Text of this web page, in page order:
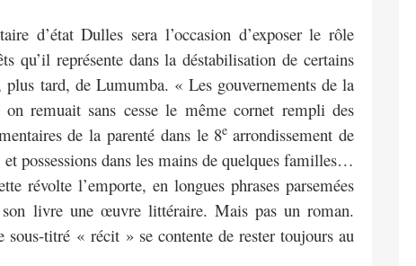
d’état Dulles sera l’occasion d’exposer le rôle
qu’il représente dans la déstabilisation de certains
plus tard, de Lumumba. « Les gouvernements de la
remuait sans cesse le même cornet rempli des
de la parenté dans le 8e arrondissement de
possessions dans les mains de quelques familles…
révolte l’emporte, en longues phrases parsemées
livre une œuvre littéraire. Mais pas un roman.
sous-titré « récit » se contente de rester toujours au